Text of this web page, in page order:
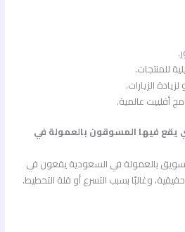
للمنتجات.
الزيارات.
أفلييت عالمية.
يقع فيها المسوقون بالعمولة في
بالعمولة في السعودية يقعون في
وغالبًا بسبب التسرع أو قلة التخطيط.